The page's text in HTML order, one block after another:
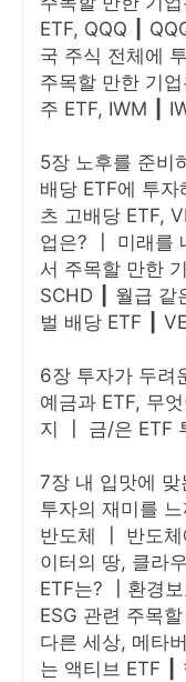
ETF, QQQ ┃
국 주식 전체에
주목할 만한 기
주 ETF, IWM ┃
5장 노후를 준비
배당 ETF에 투
츠 고배당 ETF,
업은? ┃ 미래를
서 주목할 만한
SCHD ┃ 월급 같
벌 배당 ETF ┃
6장 투자가 두려
예금과 ETF, 무
지 ┃ 금/은 ETF
7장 내 입맛에
투자의 재미를
반도체 ┃ 반도
이터의 땅, 클라
ETF는? ┃환경보
ESG 관련 주목
다른 세상, 메타
는 액티브 ETF ┃